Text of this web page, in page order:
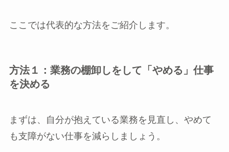
ここでは代表的な方法をご紹介します。
方法１：業務の棚卸しをして「やめる」仕事
を決める
まずは、自分が抱えている業務を見直し、やめて
も支障がない仕事を減らしましょう。